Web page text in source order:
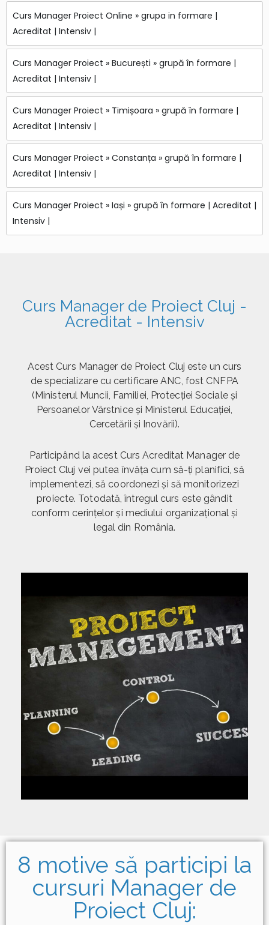
Curs Manager Proiect Online » grupa in formare |
Acreditat | Intensiv |
Curs Manager Proiect » București » grupă în formare |
Acreditat | Intensiv |
Curs Manager Proiect » Timișoara » grupă în formare |
Acreditat | Intensiv |
Curs Manager Proiect » Constanța » grupă în formare |
Acreditat | Intensiv |
Curs Manager Proiect » Iași » grupă în formare | Acreditat |
Intensiv |
Curs Manager de Proiect Cluj -
Acreditat - Intensiv
Acest Curs Manager de Proiect Cluj este un curs
de specializare cu certificare ANC, fost CNFPA
(Ministerul Muncii, Familiei, Protecţiei Sociale şi
Persoanelor Vârstnice şi Ministerul Educaţiei,
Cercetării şi Inovării).
Participând la acest Curs Acreditat Manager de
Proiect Cluj vei putea învăţa cum să-ţi planifici, să
implementezi, să coordonezi și să monitorizezi
proiecte. Totodată, întregul curs este gândit
conform cerințelor și mediului organizațional și
legal din România.
8 motive să participi la
cursuri Manager de
Proiect Cluj: